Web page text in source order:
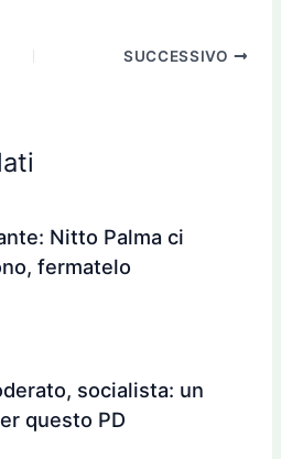
SUCCESSIVO
Nitto Palma ci
fermatelo
socialista: un
questo PD